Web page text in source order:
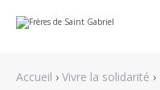
Aller
au
à
Outils
personnels
Accueil › Vivre la solidarité ›